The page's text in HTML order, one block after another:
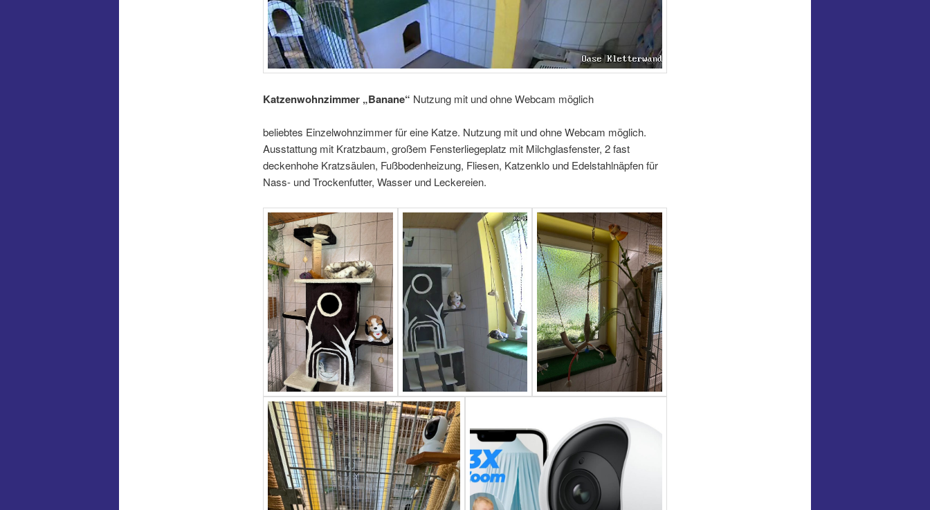
Katzenwohnzimmer „Banane“ Nutzung mit und ohne Webcam möglich
beliebtes Einzelwohnzimmer für eine Katze. Nutzung mit und ohne Webcam möglich.
Ausstattung mit Kratzbaum, großem Fensterliegeplatz mit Milchglasfenster, 2 fast
deckenhohe Kratzsäulen, Fußbodenheizung, Fliesen, Katzenklo und Edelstahlnäpfen für
Nass- und Trockenfutter, Wasser und Leckereien.